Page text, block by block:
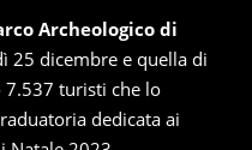
Archeologico di
25 dicembre e quella di
7.537 turisti che lo
dedicata ai